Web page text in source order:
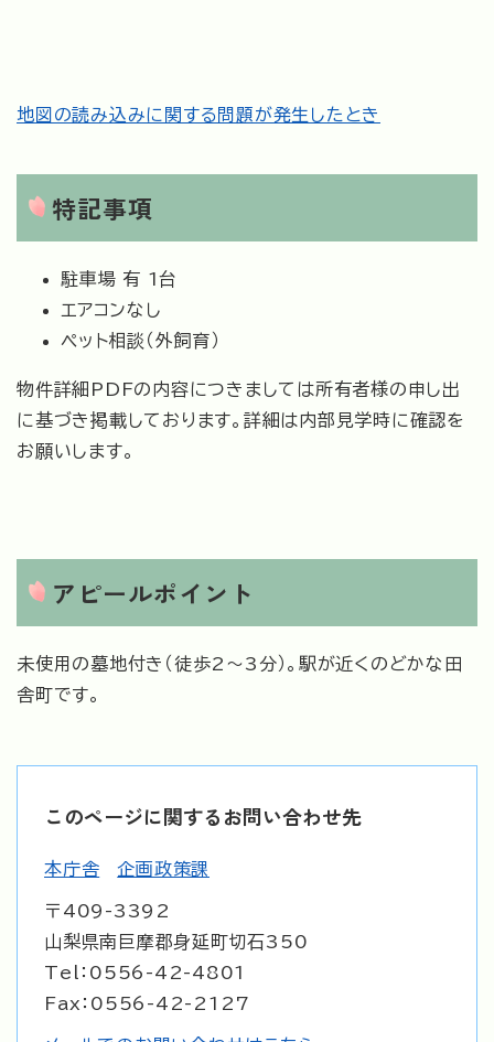
地図の読み込みに関する問題が発生したとき
特記事項
駐車場 有 1台
エアコンなし
ペット相談（外飼育）
物件詳細PDFの内容につきましては所有者様の申し出
に基づき掲載しております。詳細は内部見学時に確認を
お願いします。
アピールポイント
未使用の墓地付き（徒歩2～3分）。駅が近くのどかな田
舎町です。
このページに関するお問い合わせ先
本庁舎 企画政策課
〒409-3392
山梨県南巨摩郡身延町切石350
Tel：0556-42-4801
Fax：0556-42-2127